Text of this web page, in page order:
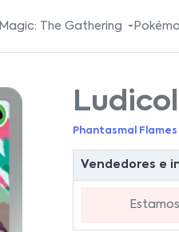
Magic: The Gathering
Phantasmal Flames
Vendedores e